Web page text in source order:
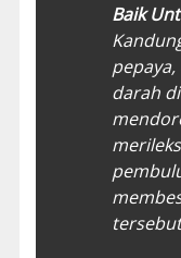
Baik
darah